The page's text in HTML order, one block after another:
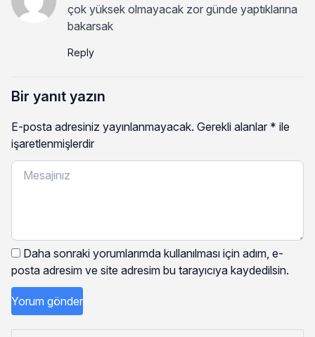
çok yüksek olmayacak zor günde yaptıklarına
bakarsak
Reply
Bir yanıt yazın
E-posta adresiniz yayınlanmayacak. Gerekli alanlar * ile
işaretlenmişlerdir
Daha sonraki yorumlarımda kullanılması için adım, e-
posta adresim ve site adresim bu tarayıcıya kaydedilsin.